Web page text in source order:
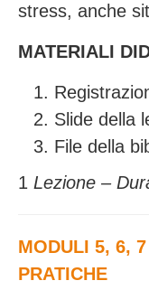
stress, anche
MATERIALI
Slide della
File della
1 Lezione –
MODULI 5, 6,
PRATICHE